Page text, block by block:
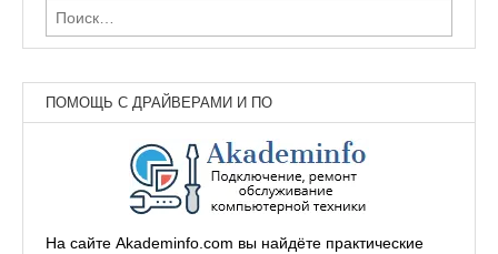
Найти:
ПОМОЩЬ С ДРАЙВЕРАМИ И ПО
На сайте Akademinfo.com вы найдёте практические